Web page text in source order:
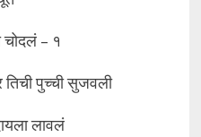
चोदलं – १
तिची पुच्ची सुजवली
लावलं